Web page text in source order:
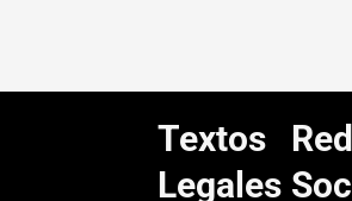
Textos
Legales